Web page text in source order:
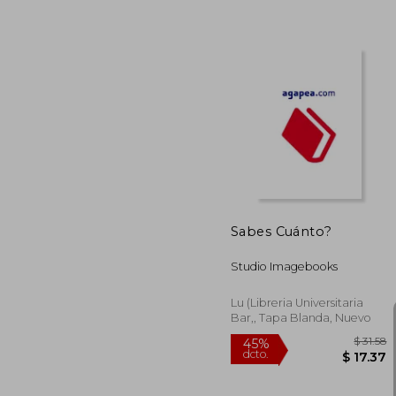
45%
dcto.
Sabes Cuánto?
Studio Imagebooks
Lu (Libreria Universitaria
Bar,, Tapa Blanda, Nuevo